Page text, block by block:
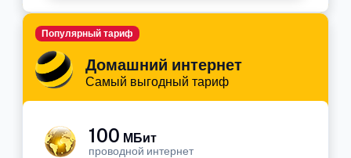
Домашний интернет
Самый выгодный тариф
Популярный тариф
100 МБит
проводной интернет